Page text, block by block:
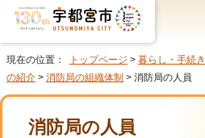
現在の位置： トップページ > 暮らし・手続き
の紹介 > 消防局の組織体制 > 消防局の人員
消防局の人員